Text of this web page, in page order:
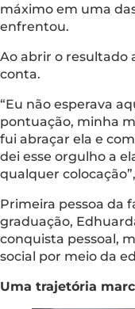
máximo em uma
enfrentou.
Ao abrir o resultado
conta.
“Eu não esperava
pontuação, minha
fui abraçar ela e
dei esse orgulho a
qualquer
Primeira pessoa da
graduação,
conquista pessoal,
social por meio da
Uma trajetória